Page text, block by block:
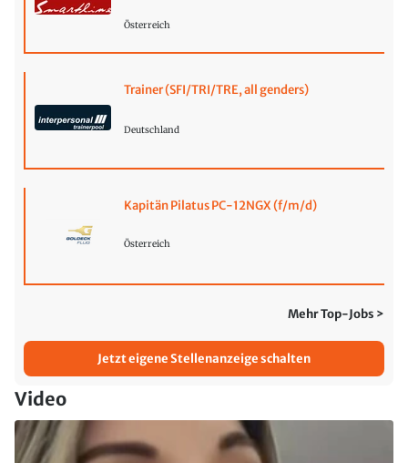
Österreich
Trainer (SFI/TRI/TRE, all genders)
Deutschland
Kapitän Pilatus PC-12NGX (f/m/d)
Österreich
Mehr Top-Jobs >
Jetzt eigene Stellenanzeige schalten
Video